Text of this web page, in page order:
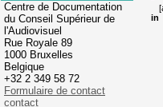
in
Centre de Documentation
du Conseil Supérieur de
l'Audiovisuel
Rue Royale 89
1000 Bruxelles
Belgique
+32 2 349 58 72
Formulaire de contact
contact